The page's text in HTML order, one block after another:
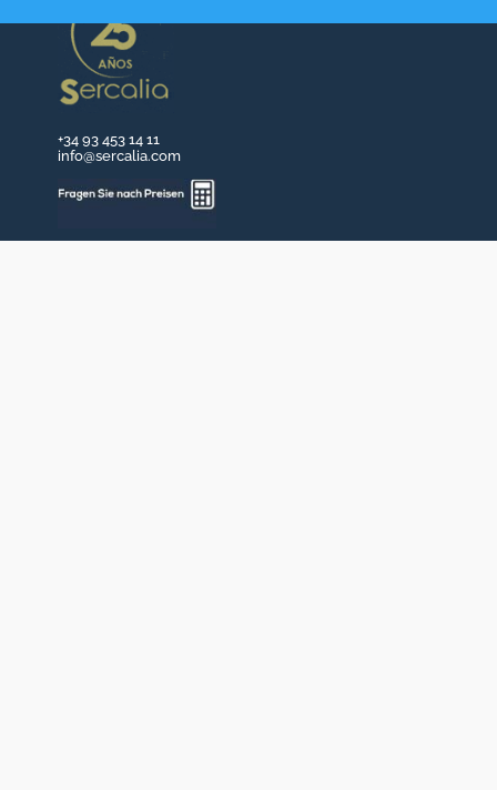
+34 93 453 14 11
info@sercalia.com